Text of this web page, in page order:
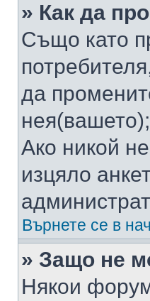
» Как да
Също като
да
Ако никой
изцяло
Върнете се в
» Защо не
Някои